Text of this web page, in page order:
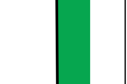
lampene dine med Philips Classic
pære med tradisjonelt utseende
EyeComfort-design.